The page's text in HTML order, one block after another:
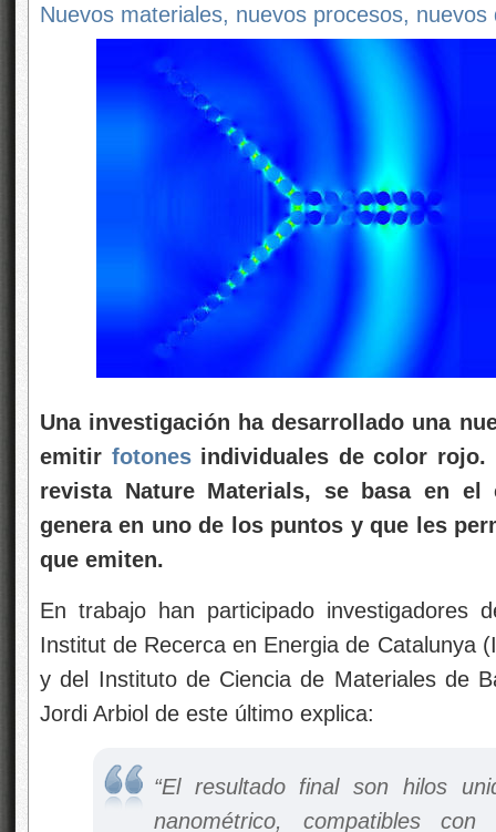
Nuevos materiales, nuevos procesos, nuevos
Una investigación ha desarrollado una
emitir fotonesindividuales de color rojo.
revista Nature Materials, se basa en el
genera en uno de los puntos y que les
que emiten.
En trabajo han participado investigadores
Institut de Recerca en Energia de Catalunya
y del Instituto de Ciencia de Materiales de
Jordi Arbiol de este último explica:
“El resultado final son hilos
nanométrico, compatibles